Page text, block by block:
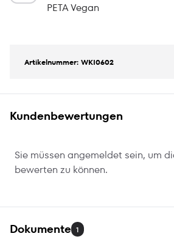
PETA Vegan
Artikelnummer: WKI0602
Kundenbewertungen
Sie müssen angemeldet sein, um
bewerten zu können.
Dokumente 1